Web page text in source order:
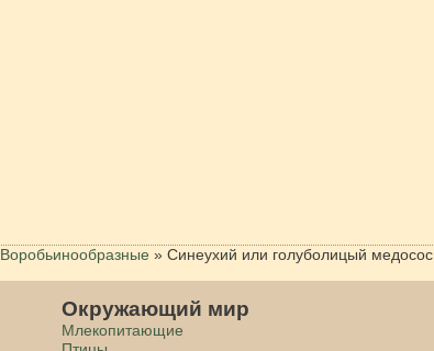
Воробьинообразные » Синеухий или голуболицый медосос
Окружающий мир
Млекопитающие